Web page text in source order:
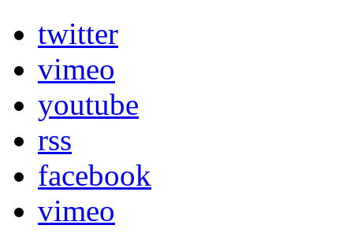
twitter
vimeo
youtube
rss
facebook
vimeo